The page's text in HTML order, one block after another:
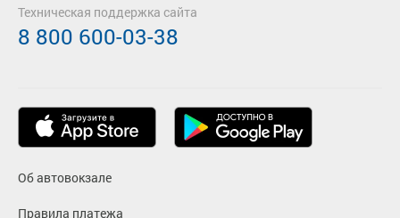
Об автовокзале
Правила платежа
Техническая поддержка сайта
8 800 600-03-38